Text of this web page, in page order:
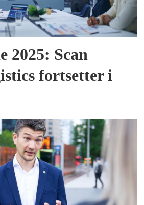
2025: Scan
fortsetter i